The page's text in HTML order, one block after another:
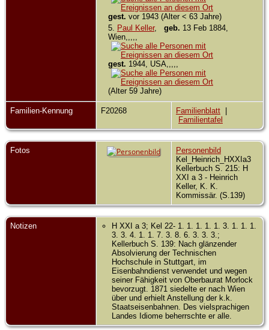
gest. vor 1943 (Alter < 63 Jahre)
5. Paul Keller, geb. 13 Feb 1884,
Wien,,,,,
gest. 1944, USA,,,,,
(Alter 59 Jahre)
Familien-Kennung F20268 Familienblatt
Familientafel
Fotos
Personenbild
Kel_Heinrich_HXXIa3
Kellerbuch S. 215: H
XXI a 3 - Heinrich
Keller, K. K.
Kommissär. (S.139)
Notizen
H XXI a 3; Kel 22- 1. 1. 1. 1. 1. 3. 1. 1. 1.
3. 3. 4. 1. 1. 7. 3. 8. 6. 3. 3. 3.;
Kellerbuch S. 139: Nach glänzender
Absolvierung der Technischen
Hochschule in Stuttgart, im
Eisenbahndienst verwendet und wegen
seiner Fähigkeit von Oberbaurat Morlock
bevorzugt. 1871 siedelte er nach Wien
über und erhielt Anstellung der k.k.
Staatseisenbahnen. Des vielsprachigen
Landes Idiome beherrschte er alle.